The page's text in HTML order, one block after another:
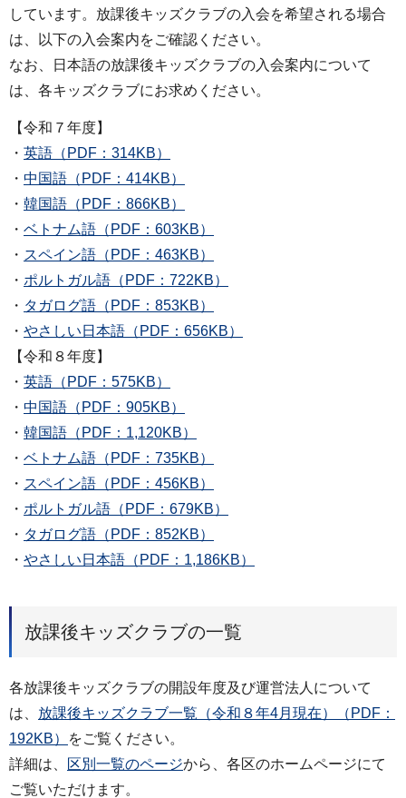
しています。放課後キッズクラブの入会を希望される場合
は、以下の入会案内をご確認ください。
なお、日本語の放課後キッズクラブの入会案内について
は、各キッズクラブにお求めください。
【令和７年度】
・ 英語（PDF：314KB）
・ 中国語（PDF：414KB）
・ 韓国語（PDF：866KB）
・ ベトナム語（PDF：603KB）
・ スペイン語（PDF：463KB）
・ ポルトガル語（PDF：722KB）
・ タガログ語（PDF：853KB）
・ やさしい日本語（PDF：656KB）
【令和８年度】
・ 英語（PDF：575KB）
・ 中国語（PDF：905KB）
・ 韓国語（PDF：1,120KB）
・ ベトナム語（PDF：735KB）
・ スペイン語（PDF：456KB）
・ ポルトガル語（PDF：679KB）
・ タガログ語（PDF：852KB）
・ やさしい日本語（PDF：1,186KB）
放課後キッズクラブの一覧
各放課後キッズクラブの開設年度及び運営法人について
は、 放課後キッズクラブ一覧（令和８年4月現在）（PDF：
192KB）
をご覧ください。
詳細は、
区別一覧のページから、各区のホームページにて
ご覧いただけます。